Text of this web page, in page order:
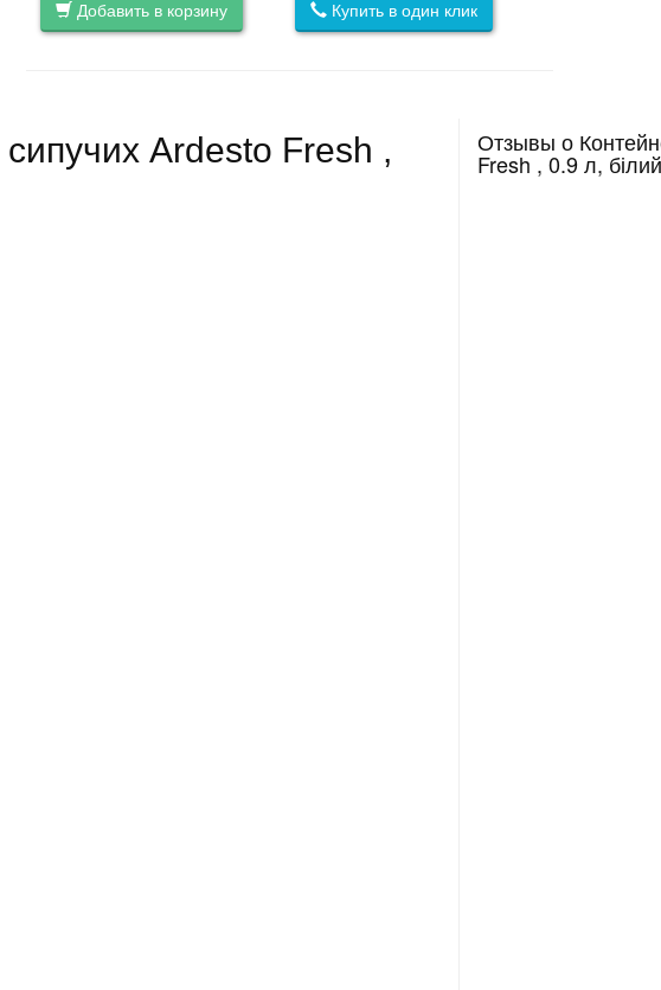
Добавить в корзину Купить в один клик
Ardesto Fresh ,
Отзывы о
Fresh , 0.9 л,